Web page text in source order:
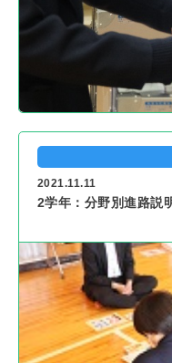
2021.11.11
2学年：分野別進路説